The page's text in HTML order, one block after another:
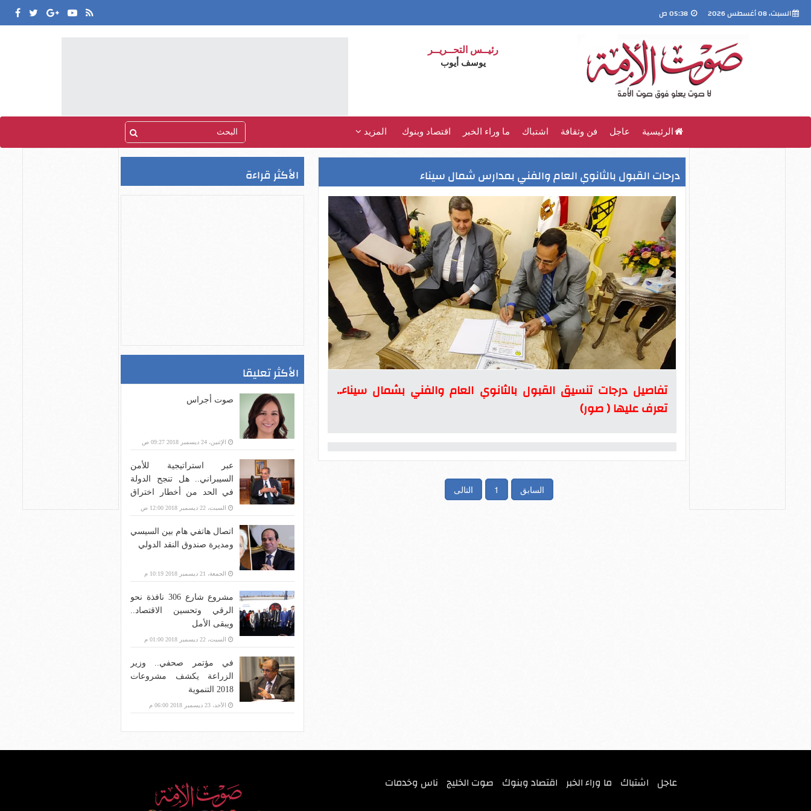
السبت، 08 أغسطس 2026
رئيــس التحــريــر
يوسف أيوب
الرئيسية عاجل فن وثقافة اشتباك ما وراء الخبر اقتصاد وبنوك المزيد
درحات القبول بالثانوي العام والفني بمدارس شمال سيناء
تفاصيل درجات تنسيق القبول بالثانوي العام والفني بشمال سيناء..
تعرف عليها ( صور)
السابق 1 التالى
الأكثر قراءة
الأكثر تعليقا
صوت أجراس
الإثنين، 24 ديسمبر 2018 09:27 ص
عبر استراتيجية للأمن
السيبراني.. هل تنجح الدولة
في الحد من أخطار اختراق
بنية الاتصالات؟
السبت، 22 ديسمبر 2018 12:00 ص
اتصال هاتفي هام بين السيسي
ومديرة صندوق النقد الدولي
الجمعة، 21 ديسمبر 2018 10:19 م
مشروع شارع 306 نافذة نحو
الرقي وتحسين الاقتصاد..
ويبقى الأمل
السبت، 22 ديسمبر 2018 01:00 م
في مؤتمر صحفي.. وزير
الزراعة يكشف مشروعات
2018 التنموية
الأحد، 23 ديسمبر 2018 06:00 م
عاجل اشتباك ما وراء الخبر اقتصاد وبنوك صوت الخليج ناس وخدمات